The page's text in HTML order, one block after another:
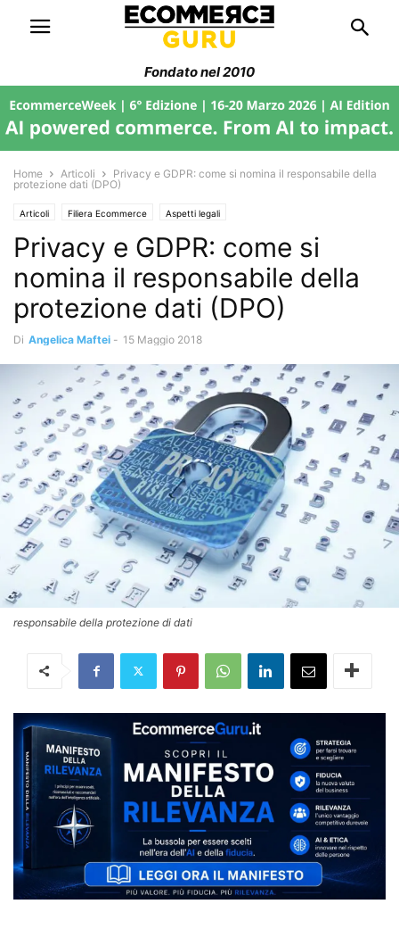
Fondato nel 2010
Home Articoli
Privacy e GDPR: come si nomina il responsabile della
protezione dati (DPO)
Articoli Filiera Ecommerce Aspetti legali
Privacy e GDPR: come si
nomina il responsabile della
protezione dati (DPO)
Di Angelica Maftei - 15 Maggio 2018
responsabile della protezione di dati